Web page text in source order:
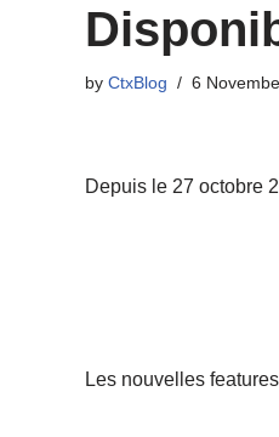
by CtxBlog 6
Depuis le 27 octobre
Les nouvelles